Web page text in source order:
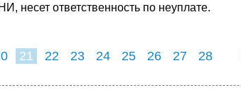
несет ответственность по неуплате.
21 22 23 24 25 26 27 28